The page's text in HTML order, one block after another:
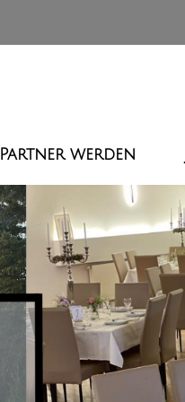
Partner werden